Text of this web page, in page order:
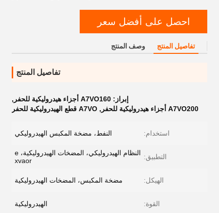
احصل على أفضل سعر
تفاصيل المنتج وصف المنتج
تفاصيل المنتج
إبراز: A7VO160 أجزاء هيدروليكية للحفر
,
A7VO200 أجزاء هيدروليكية للحفر
, A7VO قطع الهيدروليكية للحفر
استخدام: النفط، مضخة المكبس الهيدروليكي
التطبيق:
النظام الهيدروليكي، المضخات الهيدروليكية، e
xvaor
الهيكل: مضخة المكبس، المضخات الهيدروليكية
القوة: الهيدروليكية